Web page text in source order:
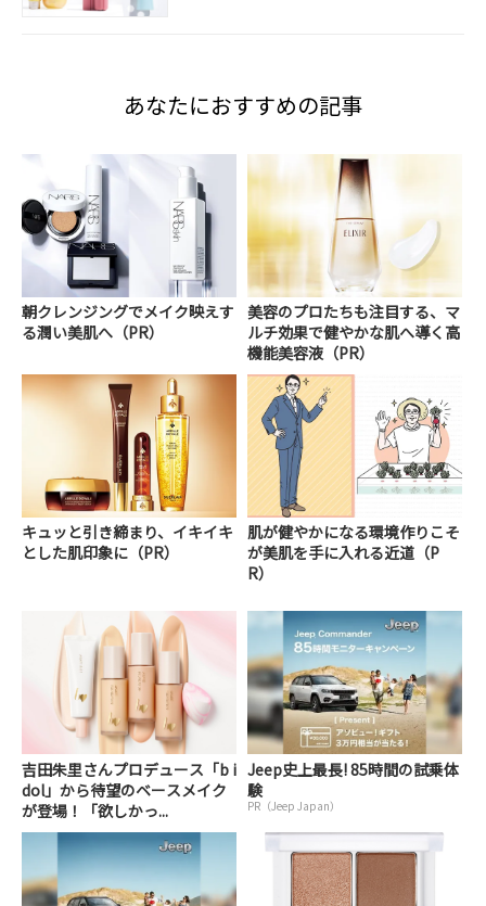
あなたにおすすめの記事
朝クレンジングでメイク映えす
る潤い美肌へ（PR）
美容のプロたちも注目する、マ
ルチ効果で健やかな肌へ導く高
機能美容液（PR）
キュッと引き締まり、イキイキ
とした肌印象に（PR）
肌が健やかになる環境作りこそ
が美肌を手に入れる近道（P
R）
吉田朱里さんプロデュース「b i
dol」から待望のベースメイク
が登場！「欲しかっ...
Jeep史上最長! 85時間の試乗体
験
PR（Jeep Japan）